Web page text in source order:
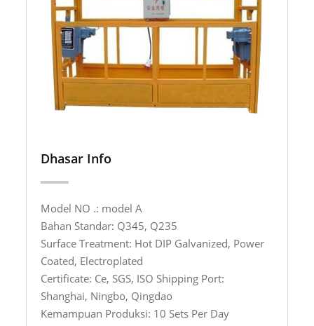
Dhasar Info
Model NO .: model A
Bahan Standar: Q345, Q235
Surface Treatment: Hot DIP Galvanized, Power
Coated, Electroplated
Certificate: Ce, SGS, ISO Shipping Port:
Shanghai, Ningbo, Qingdao
Kemampuan Produksi: 10 Sets Per Day